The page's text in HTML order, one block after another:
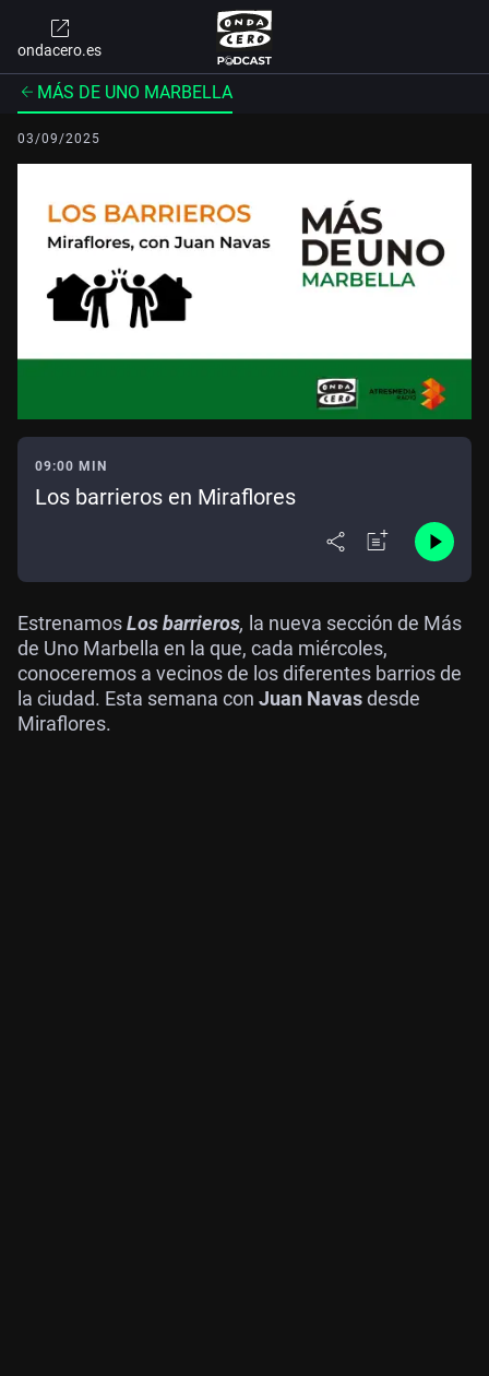
ondacero.es
MÁS DE UNO MARBELLA
03/09/2025
09:00 MIN
Los barrieros en Miraflores
EstrenamosLos barrieros, la nueva sección de Más
de Uno Marbella en la que, cada miércoles,
conoceremos a vecinos de los diferentes barrios de
la ciudad. Esta semana con Juan Navasdesde
Miraflores.